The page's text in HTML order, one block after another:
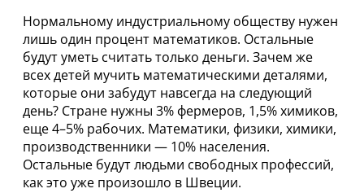
Нормальному индустриальному обществу нужен
лишь один процент математиков. Остальные
будут уметь считать только деньги. Зачем же
всех детей мучить математическими деталями,
которые они забудут навсегда на следующий
день? Стране нужны 3% фермеров, 1,5% химиков,
еще 4–5% рабочих. Математики, физики, химики,
производственники — 10% населения.
Остальные будут людьми свободных профессий,
как это уже произошло в Швеции.